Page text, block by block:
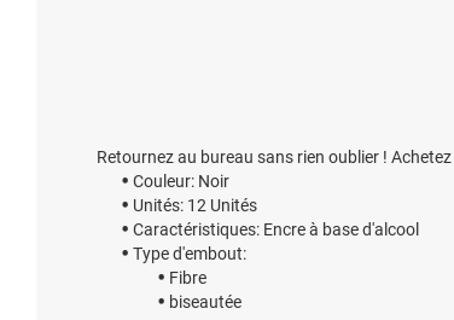
Retournez au bureau sans rien oublier ! Achetez
Couleur: Noir
Unités: 12 Unités
Caractéristiques: Encre à base d'alcool
Type d'embout:
Fibre
biseautée